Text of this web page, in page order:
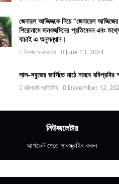
জেনারল আজিজকে নিয়ে “জেনারেল আজিজের
শিরোনামে মানবজমিনের প্রতিবেদন এবং
যাচাই এ অনুসন্ধান।
বিশেষ সংবাদদাতা June 13, 2024
লাল-সবুজের জার্সিতে মাঠে নামবে যবিপ্রবির
যবিপ্রবি প্রতিনিধি December 12,
নিউজলেটার
আপডেট পেতে সাবস্ক্রাইব করুন